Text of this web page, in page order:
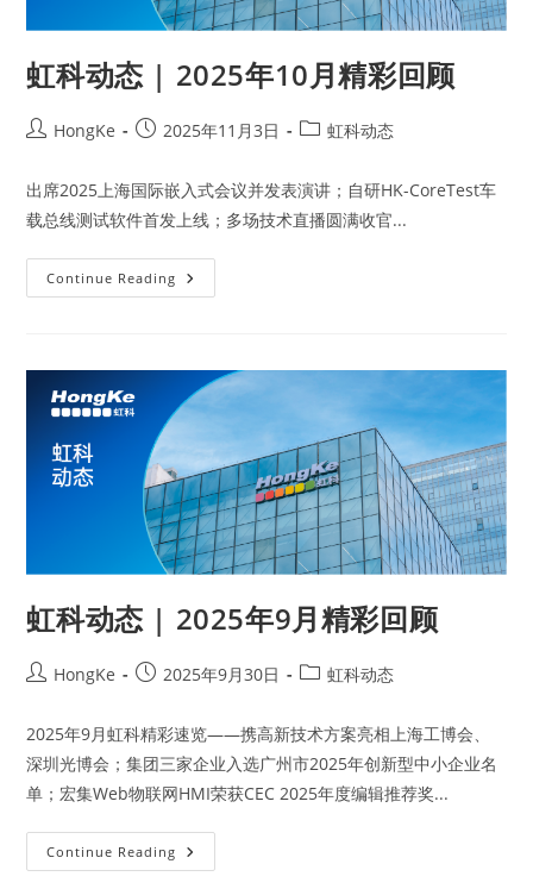
虹科动态 | 2025年10月精彩回顾
HongKe 2025年11月3日 虹科动态
出席2025上海国际嵌入式会议并发表演讲；自研HK-CoreTest车
载总线测试软件首发上线；多场技术直播圆满收官...
Continue Reading
虹科动态 | 2025年9月精彩回顾
HongKe 2025年9月30日 虹科动态
2025年9月虹科精彩速览——携高新技术方案亮相上海工博会、
深圳光博会；集团三家企业入选广州市2025年创新型中小企业名
单；宏集Web物联网HMI荣获CEC 2025年度编辑推荐奖...
Continue Reading